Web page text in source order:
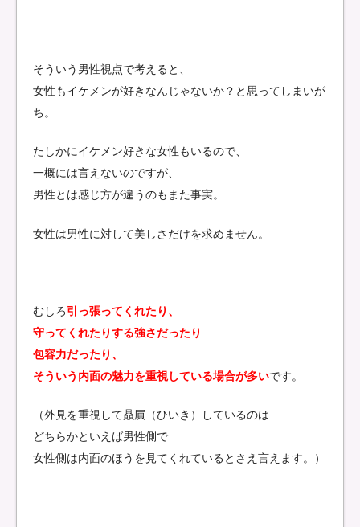
そういう男性視点で考えると、
女性もイケメンが好きなんじゃないか？と思ってしまいが
ち。
たしかにイケメン好きな女性もいるので、
一概には言えないのですが、
男性とは感じ方が違うのもまた事実。
女性は男性に対して美しさだけを求めません。
むしろ引っ張ってくれたり、
守ってくれたりする強さだったり
包容力だったり、
そういう内面の魅力を重視している場合が多いです。
（外見を重視して贔屓（ひいき）しているのは
どちらかといえば男性側で
女性側は内面のほうを見てくれているとさえ言えます。）